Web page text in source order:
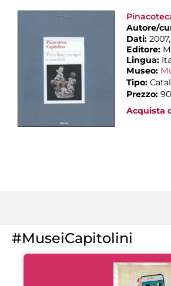
Autore/
Dati:
Editore:
Lingua:
Museo:
Tipo:
Prezzo:
Acquista
#MuseiCapitolini